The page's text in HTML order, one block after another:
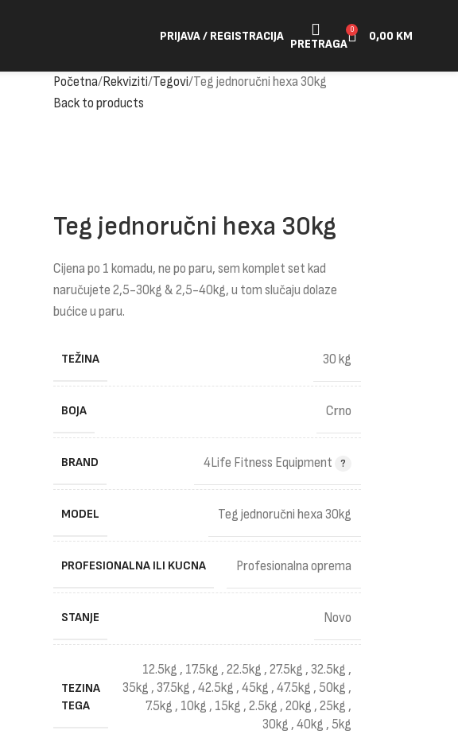
PRIJAVA / REGISTRACIJA
PRETRAGA
0 0,00 KM
Početna Rekviziti Tegovi Teg jednoručni hexa 30kg
Back to products
Teg jednoručni hexa 30kg
Cijena po 1 komadu, ne po paru, sem komplet set kad
naručujete 2,5-30kg & 2,5-40kg, u tom slučaju dolaze
bućice u paru.
TEŽINA 30 kg
BOJA Crno
BRAND 4Life Fitness Equipment
MODEL Teg jednoručni hexa 30kg
PROFESIONALNA ILI KUCNA Profesionalna oprema
STANJE Novo
TEZINA
TEGA
12.5kg , 17.5kg , 22.5kg , 27.5kg , 32.5kg ,
35kg , 37.5kg , 42.5kg , 45kg , 47.5kg , 50kg ,
7.5kg , 10kg , 15kg , 2.5kg , 20kg , 25kg ,
30kg , 40kg , 5kg